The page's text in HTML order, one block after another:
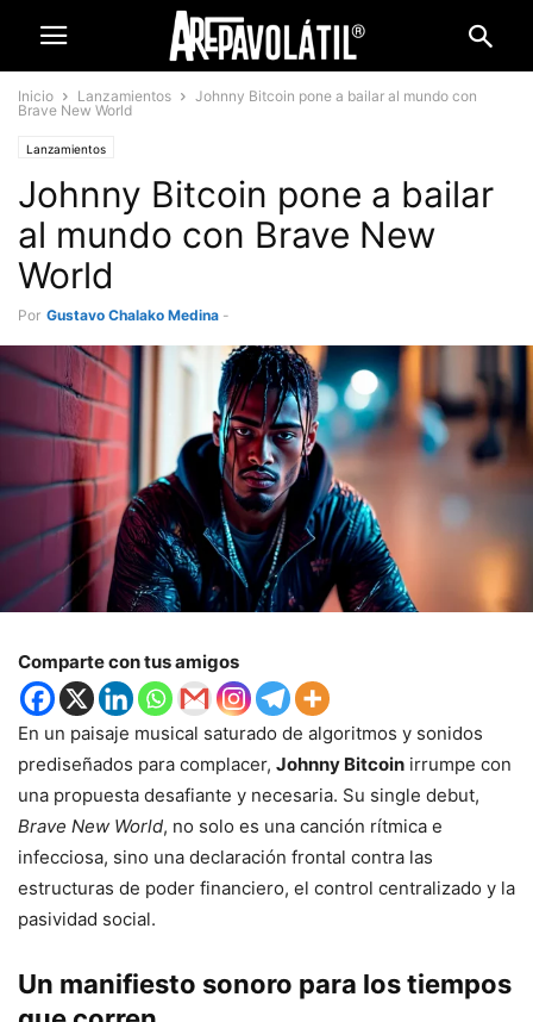
Inicio Lanzamientos
Johnny Bitcoin pone a bailar al mundo con
Brave New World
Lanzamientos
Johnny Bitcoin pone a bailar
al mundo con Brave New
World
Por Gustavo Chalako Medina -
Comparte con tus amigos
En un paisaje musical saturado de algoritmos y sonidos
prediseñados para complacer, Johnny Bitcoin irrumpe con
una propuesta desafiante y necesaria. Su single debut,
Brave New World, no solo es una canción rítmica e
infecciosa, sino una declaración frontal contra las
estructuras de poder financiero, el control centralizado y la
pasividad social.
Un manifiesto sonoro para los tiempos